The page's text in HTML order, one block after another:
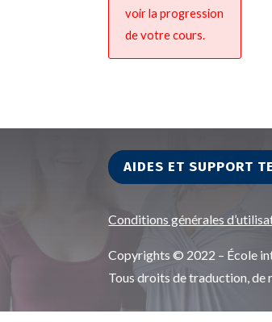
voir la progression
de votre cours.
AIDES ET SUPPORT
Conditions générales
Copyrights © 2022 – École
Tous droits de traduction, de